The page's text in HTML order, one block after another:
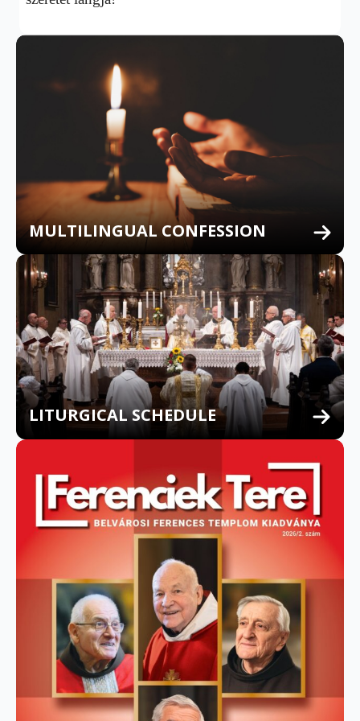
MULTILINGUAL CONFESSION
LITURGICAL SCHEDULE